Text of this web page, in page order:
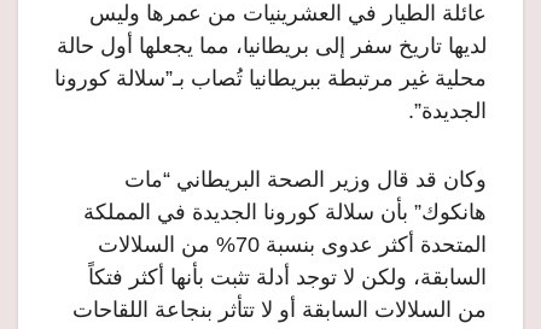
عائلة الطيار في العشرينيات من عمرها وليس
لديها تاريخ سفر إلى بريطانيا، مما يجعلها أول حالة
محلية غير مرتبطة ببريطانيا تُصاب بـ”سلالة كورونا
الجديدة”.
وكان قد قال وزير الصحة البريطاني “مات
هانكوك” بأن سلالة كورونا الجديدة في المملكة
المتحدة أكثر عدوى بنسبة 70% من السلالات
السابقة، ولكن لا توجد أدلة تثبت بأنها أكثر فتكاً
من السلالات السابقة أو لا تتأثر بنجاعة اللقاحات